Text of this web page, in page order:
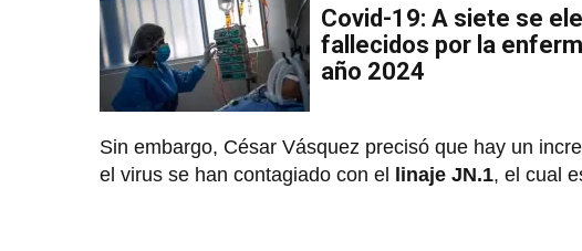
Covid-19: A siete se
fallecidos por la
año 2024
Sin embargo, César Vásquez precisó que hay un
el virus se han contagiado con el
linaje JN.1, el cual